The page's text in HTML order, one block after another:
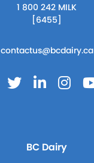
1 800 242 MILK
[6455]
contactus@bcdairy.ca
BC Dairy